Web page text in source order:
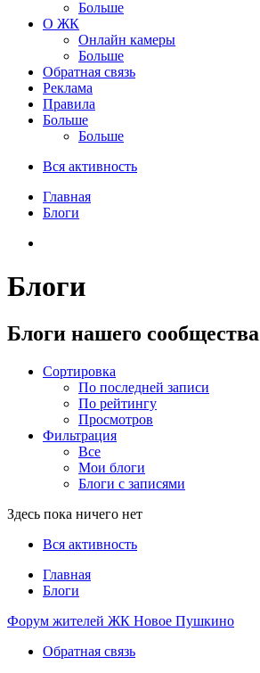
Больше
О ЖК
Онлайн камеры
Больше
Обратная связь
Реклама
Правила
Больше
Больше
Вся активность
Главная
Блоги
Блоги
Блоги нашего сообщества
Сортировка
По последней записи
По рейтингу
Просмотров
Фильтрация
Все
Мои блоги
Блоги с записями
Здесь пока ничего нет
Вся активность
Главная
Блоги
Форум жителей ЖК Новое Пушкино
Обратная связь